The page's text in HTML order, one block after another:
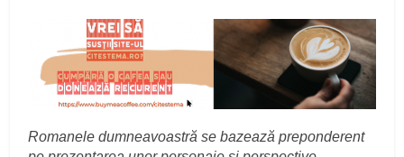
Romanele dumneavoastră se bazează preponderent